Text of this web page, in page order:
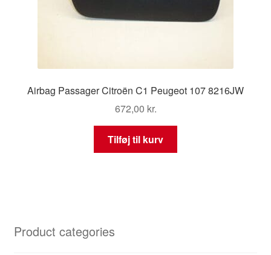
Airbag Passager Citroën C1 Peugeot 107 8216JW
672,00 kr.
Tilføj til kurv
Product categories